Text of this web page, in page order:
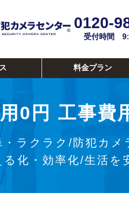
0120-
受付時間
料金プラン
0円 工事費
・ラクラク/防犯カメ
化・効率化/生活を